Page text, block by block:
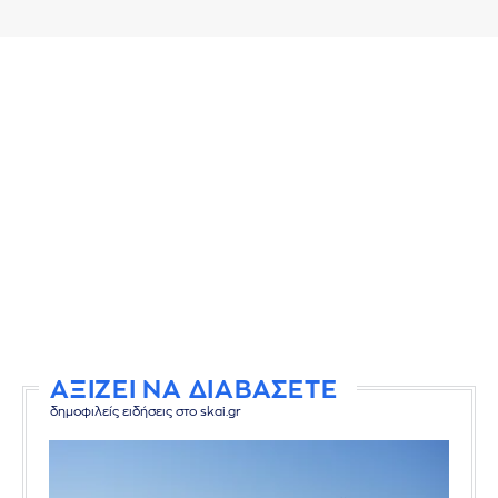
ΑΞΙΖΕΙ ΝΑ ΔΙΑΒΑΣΕΤΕ
δημοφιλείς ειδήσεις στο skai.gr